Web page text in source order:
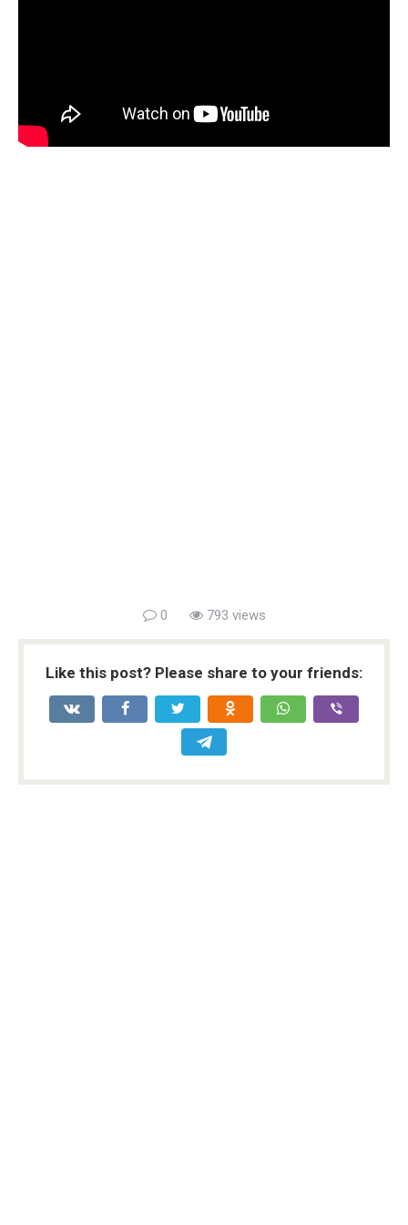
0 793 views
Like this post? Please share to your friends: